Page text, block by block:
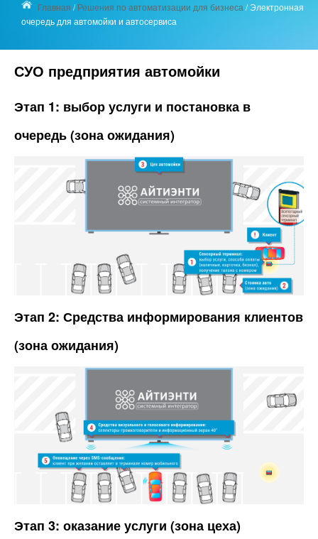
Главная /Решения по автоматизации для бизнеса /Электронная
очередь для автомойки и автосервиса
СУО предприятия автомойки
Этап 1: выбор услуги и постановка в
очередь (зона ожидания)
Этап 2: Средства информирования клиентов
(зона ожидания)
Этап 3: оказание услуги (зона цеха)